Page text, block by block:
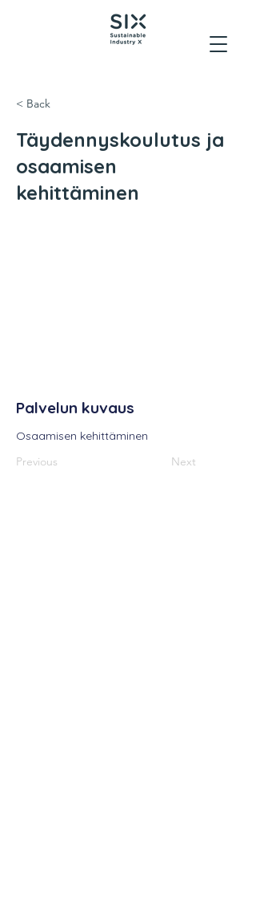
< Back
Täydennyskoulutus ja
osaamisen
kehittäminen
Palvelun kuvaus
Osaamisen kehittäminen
Previous
Next